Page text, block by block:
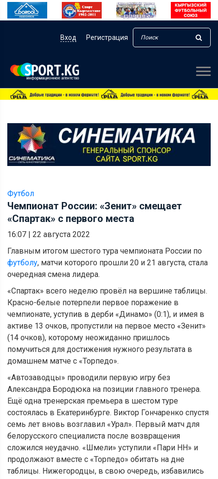
Вход Регистрация
Футбол
Чемпионат России: «Зенит» смещает
«Спартак» с первого места
16:07 | 22 августа 2022
Главным итогом шестого тура чемпионата России по
футболу, матчи которого прошли 20 и 21 августа, стала
очередная смена лидера.
«Спартак» всего неделю провёл на вершине таблицы.
Красно-белые потерпели первое поражение в
чемпионате, уступив в дерби «Динамо» (0:1), и имея в
активе 13 очков, пропустили на первое место «Зенит»
(14 очков), которому неожиданно пришлось
помучиться для достижения нужного результата в
домашнем матче с «Торпедо».
«Автозаводцы» проводили первую игру без
Александра Бородюка на позиции главного тренера.
Ещё одна тренерская премьера в шестом туре
состоялась в Екатеринбурге. Виктор Гончаренко спустя
семь лет вновь возглавил «Урал». Первый матч для
белорусского специалиста после возвращения
сложился неудачно. «Шмели» уступили «Пари НН» и
продолжают вместе с «Торпедо» обитать на дне
таблицы. Нижегородцы, в свою очередь, избавились